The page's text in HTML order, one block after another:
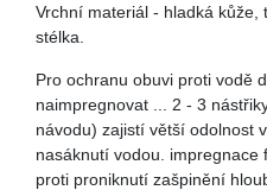
Vrchní materiál - hladká
stélka.
Pro ochranu obuvi proti vodě
naimpregnovat ... 2 - 3
návodu) zajistí větší odolnost
nasáknutí vodou. impregnace
proti proniknutí zašpinění